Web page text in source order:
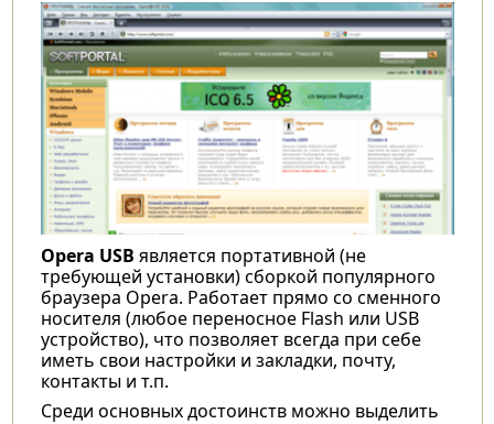
Opera USB является портативной (не
требующей установки) сборкой популярного
браузера Opera. Работает прямо со сменного
носителя (любое переносное Flash или USB
устройство), что позволяет всегда при себе
иметь свои настройки и закладки, почту,
контакты и т.п.
Среди основных достоинств можно выделить